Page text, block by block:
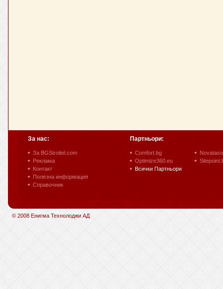
За нас:
За BGStroitel.com
Реклама
Контакт
Полезна информация
Справочник
Партньори:
Comfort.bg
Optimize360.eu
Всички Партньори
© 2008 Енигма Технолоджи АД